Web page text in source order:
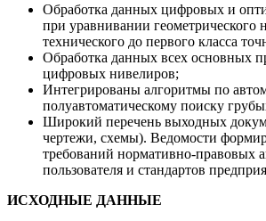
Обработка данных цифровых и
при уравнивании геометрического
технического до первого класса
Обработка данных всех основных
цифровых нивелиров;
Интегрированы алгоритмы по
полуавтоматическому поиску
Широкий перечень выходных
чертежи, схемы). Ведомости
требований нормативно-правовых
пользователя и стандартов
ИСХОДНЫЕ ДАННЫЕ